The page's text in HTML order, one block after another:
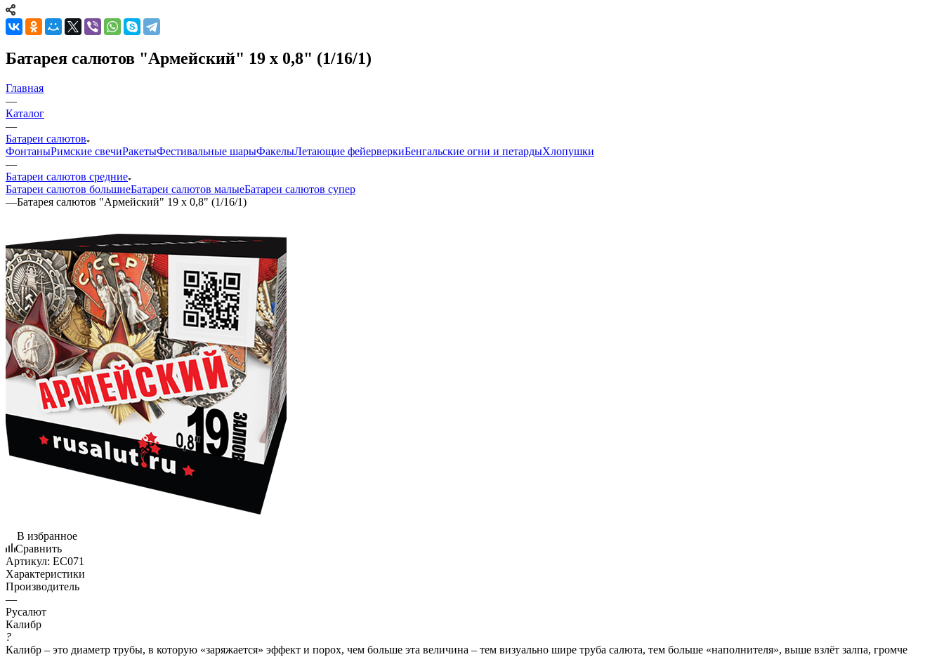
Батарея салютов "Армейский" 19 х 0,8" (1/16/1)
Главная
—
Каталог
—
Батареи салютов
ФонтаныРимские свечиРакетыФестивальные шарыФакелыЛетающие фейерверкиБенгальские огни и петардыХлопушки
—
Батареи салютов средние
Батареи салютов большиеБатареи салютов малыеБатареи салютов супер
—Батарея салютов "Армейский" 19 х 0,8" (1/16/1)
В избранное
Сравнить
Артикул: EC071
Характеристики
Производитель
—
Русалют
Калибр
?
Калибр – это диаметр трубы, в которую «заряжается» эффект и порох, чем больше эта величина – тем визуально шире труба салюта, тем больше «наполнителя», выше взлёт залпа, громче